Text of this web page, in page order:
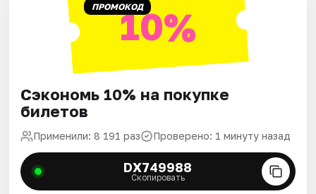
ПРОМОКОД10%
Сэкономь 10% на покупке
билетов
Применили: 8 191 раз Проверено: 1 минуту назад
DX749988
Скопировать